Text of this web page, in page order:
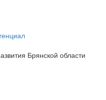
Брянской области